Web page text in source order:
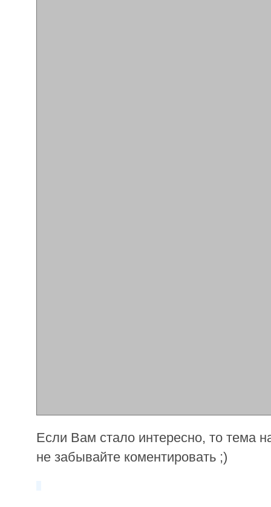
Если Вам стало интересно, то тема
не забывайте коментировать ;)